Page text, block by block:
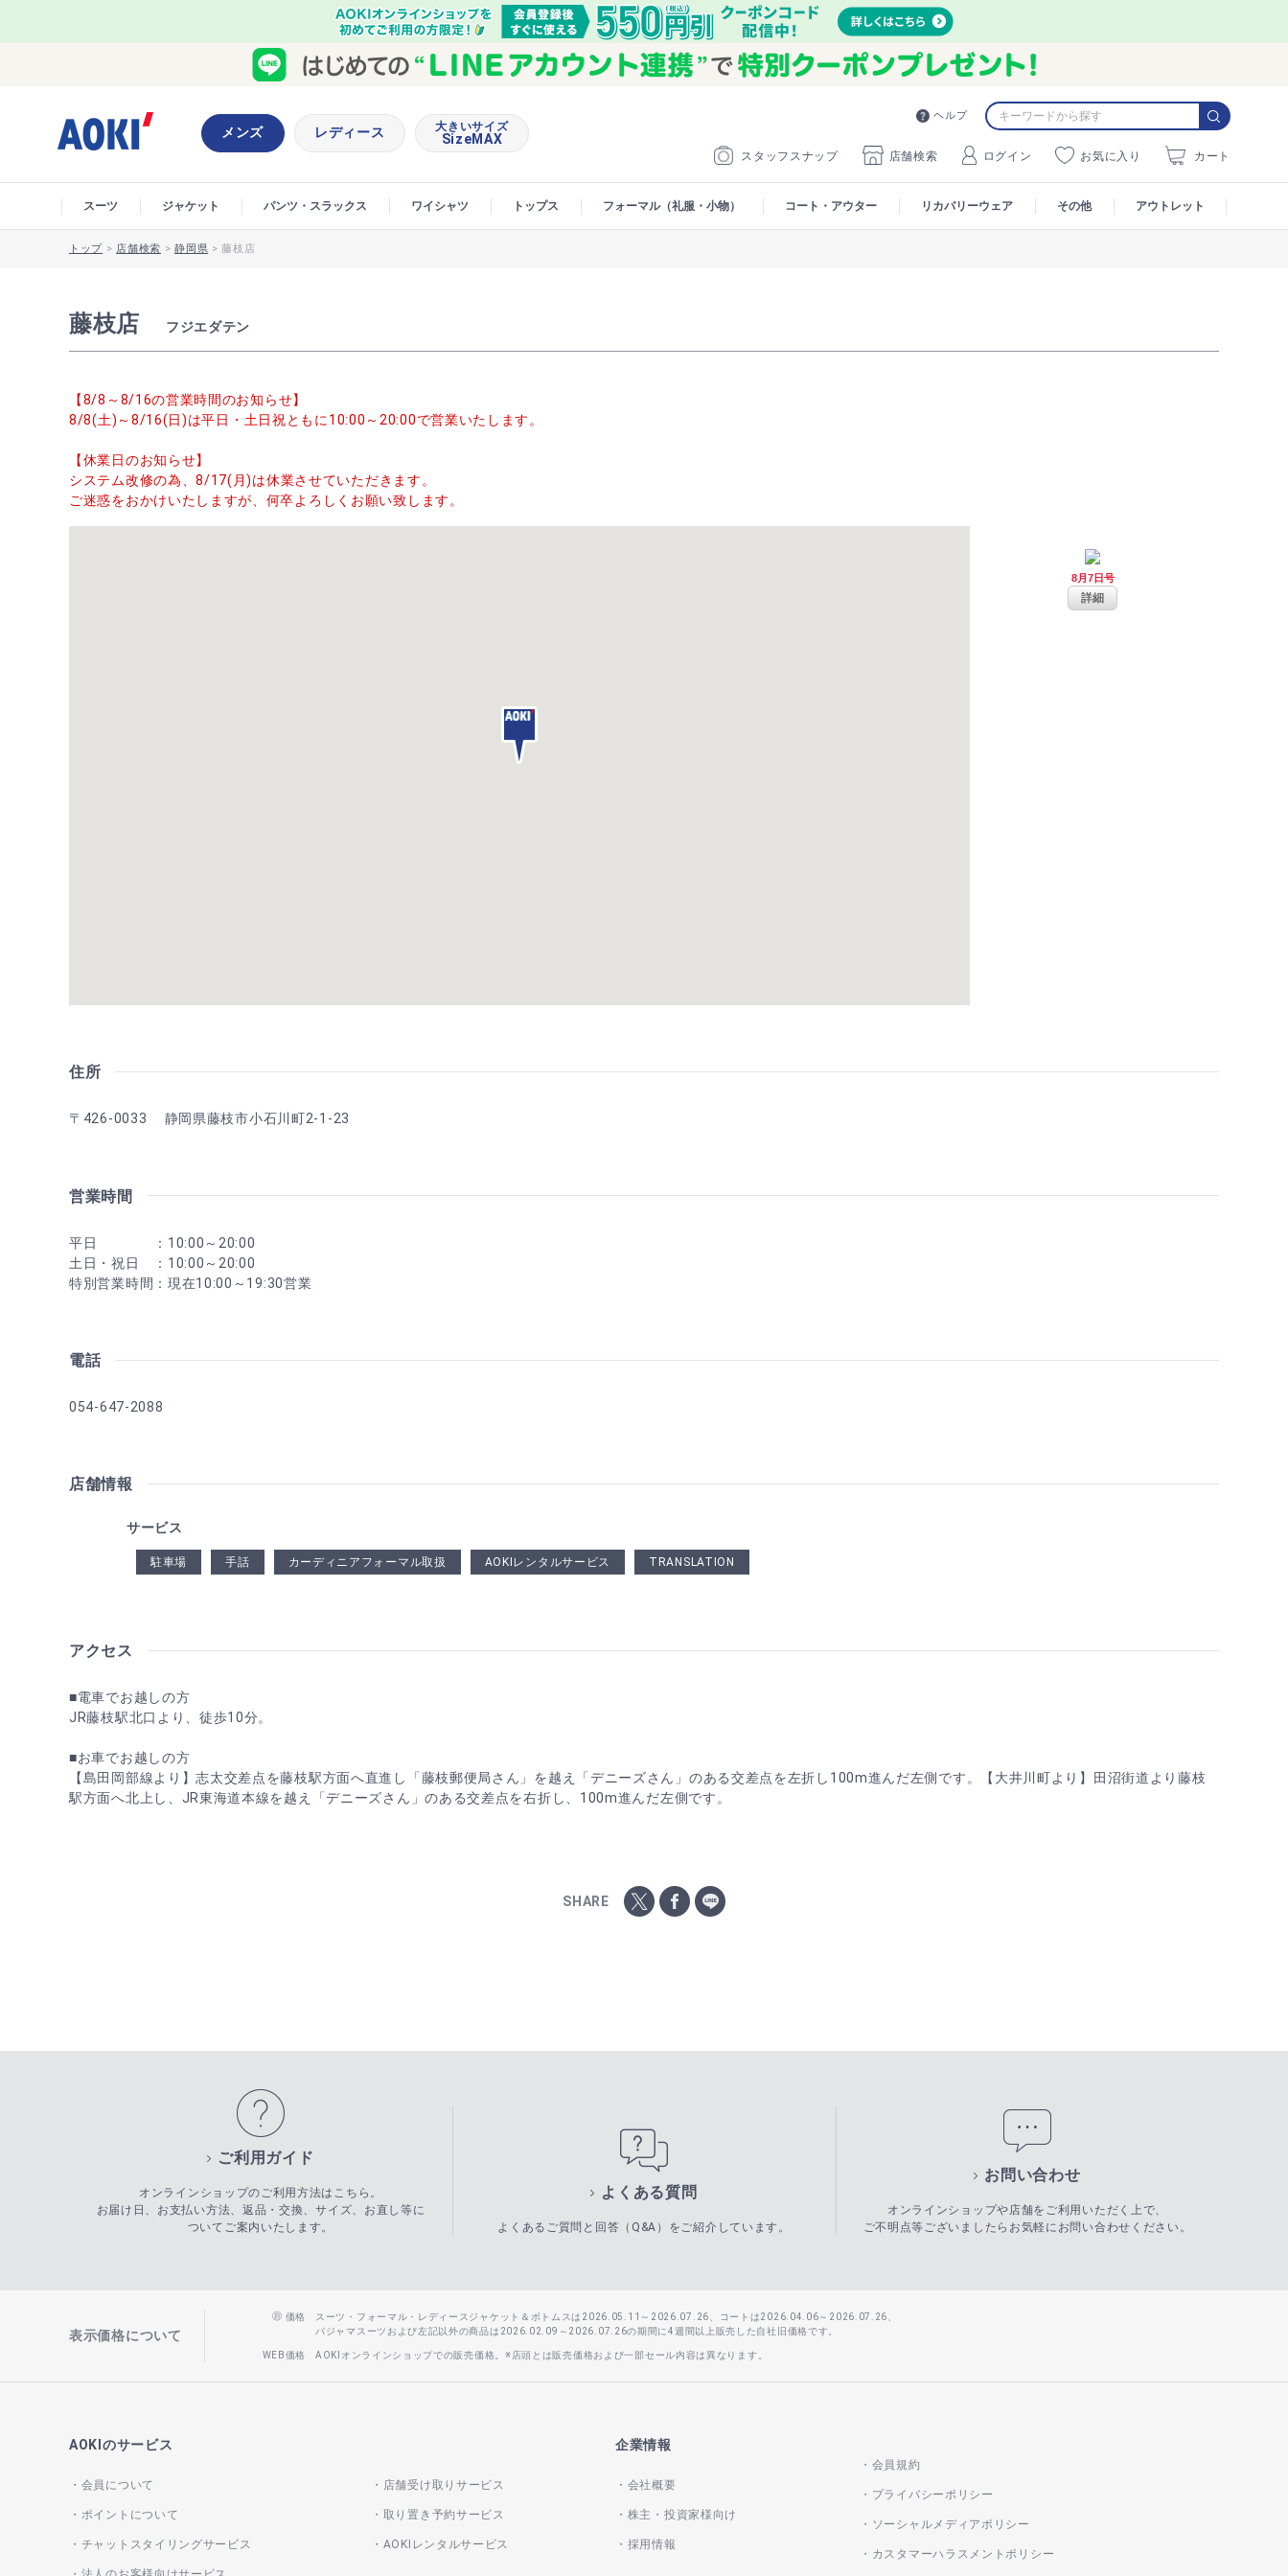
ヘルプ
スタッフスナップ 店舗検索 ログイン お気に入り カート
メンズ レディース 大きいサイズ
SizeMAX
スーツ ジャケット パンツ・スラックス ワイシャツ トップス フォーマル（礼服・小物） コート・アウター リカバリーウェア その他 アウトレット
トップ > 店舗検索 >静岡県 >藤枝店
藤枝店 フジエダテン
【8/8～8/16の営業時間のお知らせ】
8/8(土)～8/16(日)は平日・土日祝ともに10:00～20:00で営業いたします。
【休業日のお知らせ】
システム改修の為、8/17(月)は休業させていただきます。
ご迷惑をおかけいたしますが、何卒よろしくお願い致します。
住所
〒426-0033 静岡県藤枝市小石川町2-1-23
営業時間
平日 ：10:00～20:00
土日・祝日 ：10:00～20:00
特別営業時間：現在10:00～19:30営業
電話
054-647-2088
店舗情報
サービス
駐車場 手話 カーディニアフォーマル取扱 AOKIレンタルサービス TRANSLATION
アクセス
■電車でお越しの方
JR藤枝駅北口より、徒歩10分。
■お車でお越しの方
【島田岡部線より】志太交差点を藤枝駅方面へ直進し「藤枝郵便局さん」を越え「デニーズさん」のある交差点を左折し100m進んだ左側です。【大井川町より】田沼街道より藤枝
駅方面へ北上し、JR東海道本線を越え「デニーズさん」のある交差点を右折し、100m進んだ左側です。
SHARE
ご利用ガイド
オンラインショップのご利用方法はこちら。
お届け日、お支払い方法、返品・交換、サイズ、お直し等に
ついてご案内いたします。
よくある質問
よくあるご質問と回答（Q&A）をご紹介しています。
お問い合わせ
オンラインショップや店舗をご利用いただく上で、
ご不明点等ございましたらお気軽にお問い合わせください。
表示価格について
価格
スーツ・フォーマル・レディースジャケット＆ボトムスは2026.05.11～2026.07.26、コートは2026.04.06～2026.07.26、
パジャマスーツおよび左記以外の商品は2026.02.09～2026.07.26の期間に4週間以上販売した自社旧価格です。
WEB価格 AOKIオンラインショップでの販売価格。※店頭とは販売価格および一部セール内容は異なります。
AOKIのサービス
会員について
ポイントについて
チャットスタイリングサービス
店舗受け取りサービス
取り置き予約サービス
AOKIレンタルサービス
企業情報
会社概要
株主・投資家様向け
採用情報
会員規約
プライバシーポリシー
ソーシャルメディアポリシー
カスタマーハラスメントポリシー